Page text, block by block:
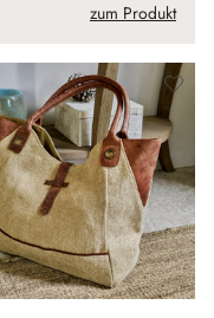
zum Produkt